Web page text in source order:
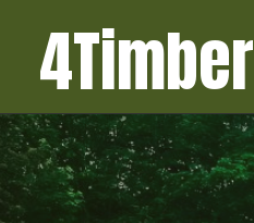
4Timber
4TIMBERPL
USŁUGI